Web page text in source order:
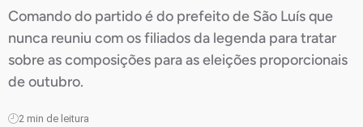
Comando do partido é do prefeito de São Luís que
nunca reuniu com os filiados da legenda para tratar
sobre as composições para as eleições proporcionais
de outubro.
2 min de leitura